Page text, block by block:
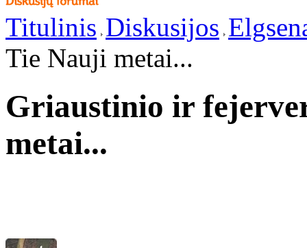
Titulinis Diskusijos
Tie Nauji metai...
Griaustinio ir
metai...